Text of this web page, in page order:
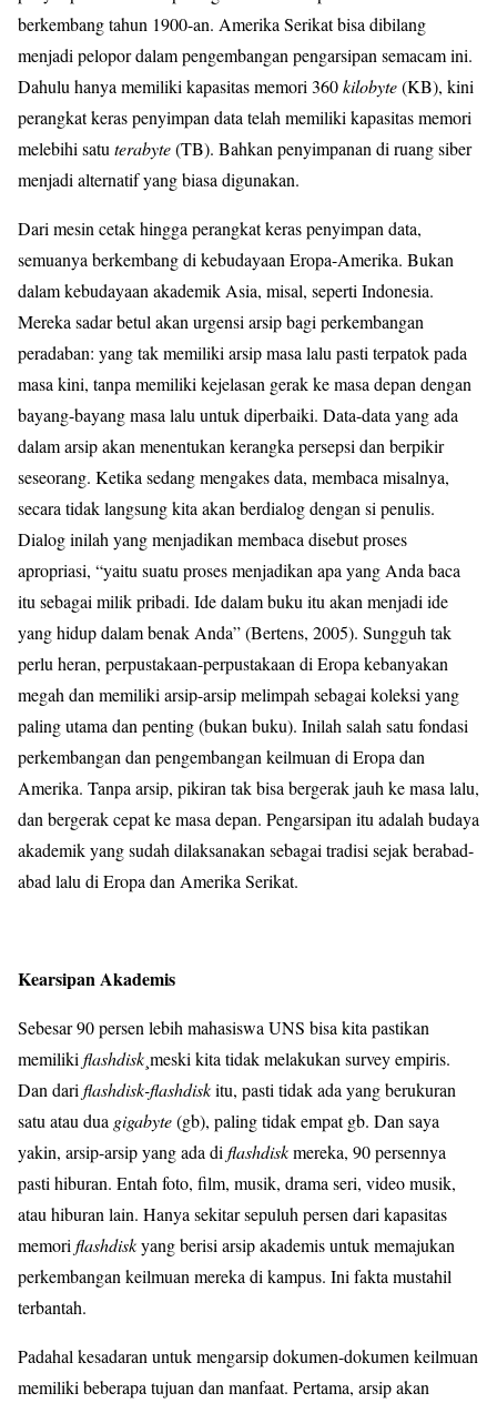
berkembang tahun 1900-an. Amerika Serikat bisa dibilang
menjadi pelopor dalam pengembangan pengarsipan semacam ini.
Dahulu hanya memiliki kapasitas memori 360kilobyte(KB), kini
perangkat keras penyimpan data telah memiliki kapasitas memori
melebihi satuterabyte(TB). Bahkan penyimpanan di ruang siber
menjadi alternatif yang biasa digunakan.
Dari mesin cetak hingga perangkat keras penyimpan data,
semuanya berkembang di kebudayaan Eropa-Amerika. Bukan
dalam kebudayaan akademik Asia, misal, seperti Indonesia.
Mereka sadar betul akan urgensi arsip bagi perkembangan
peradaban: yang tak memiliki arsip masa lalu pasti terpatok pada
masa kini, tanpa memiliki kejelasan gerak ke masa depan dengan
bayang-bayang masa lalu untuk diperbaiki. Data-data yang ada
dalam arsip akan menentukan kerangka persepsi dan berpikir
seseorang. Ketika sedang mengakes data, membaca misalnya,
secara tidak langsung kita akan berdialog dengan si penulis.
Dialog inilah yang menjadikan membaca disebut proses
apropriasi, “yaitu suatu proses menjadikan apa yang Anda baca
itu sebagai milik pribadi. Ide dalam buku itu akan menjadi ide
yang hidup dalam benak Anda” (Bertens, 2005). Sungguh tak
perlu heran, perpustakaan-perpustakaan di Eropa kebanyakan
megah dan memiliki arsip-arsip melimpah sebagai koleksi yang
paling utama dan penting (bukan buku). Inilah salah satu fondasi
perkembangan dan pengembangan keilmuan di Eropa dan
Amerika. Tanpa arsip, pikiran tak bisa bergerak jauh ke masa lalu,
dan bergerak cepat ke masa depan. Pengarsipan itu adalah budaya
akademik yang sudah dilaksanakan sebagai tradisi sejak berabad-
abad lalu di Eropa dan Amerika Serikat.
Kearsipan Akademis
Sebesar 90 persen lebih mahasiswa UNS bisa kita pastikan
memilikiflashdisk ¸meski kita tidak melakukan survey empiris.
Dan dariflashdisk-flashdiskitu, pasti tidak ada yang berukuran
satu atau dua gigabyte(gb), paling tidak empat gb. Dan saya
yakin, arsip-arsip yang ada diflashdiskmereka, 90 persennya
pasti hiburan. Entah foto, film, musik, drama seri, video musik,
atau hiburan lain. Hanya sekitar sepuluh persen dari kapasitas
memoriflashdiskyang berisi arsip akademis untuk memajukan
perkembangan keilmuan mereka di kampus. Ini fakta mustahil
terbantah.
Padahal kesadaran untuk mengarsip dokumen-dokumen keilmuan
memiliki beberapa tujuan dan manfaat. Pertama, arsip akan